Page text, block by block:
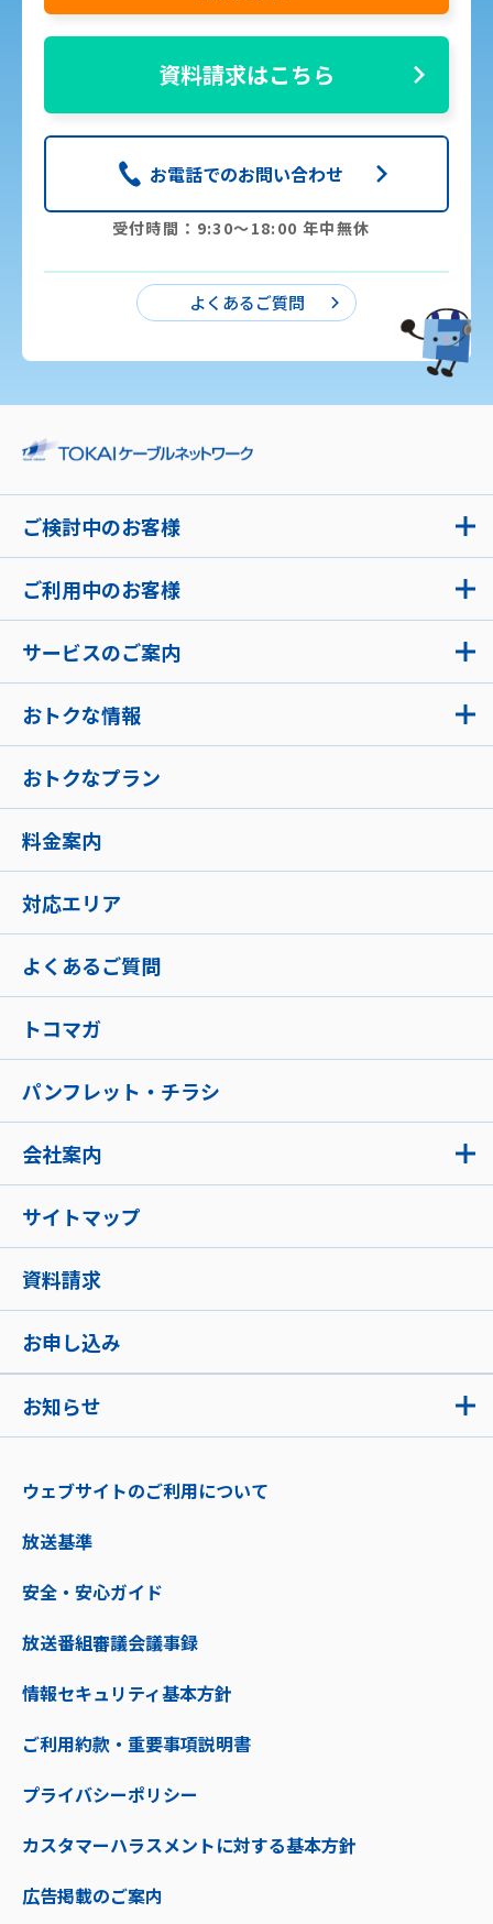
資料請求はこちら
お電話でのお問い合わせ
受付時間：9:30〜18:00 年中無休
よくあるご質問
ご検討中のお客様
お知らせ
ご利用中のお客様
サービスのご案内
おトクな情報
おトクなプラン
料金案内
対応エリア
よくあるご質問
トコマガ
パンフレット・チラシ
会社案内
サイトマップ
資料請求
お申し込み
ウェブサイトのご利用について
放送基準
安全・安心ガイド
放送番組審議会議事録
情報セキュリティ基本方針
ご利用約款・重要事項説明書
プライバシーポリシー
カスタマーハラスメントに対する基本方針
広告掲載のご案内